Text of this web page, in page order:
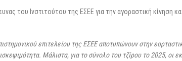
του Ινστιτούτου της ΕΣΕΕ για την αγοραστική κίνηση
επιτελείου της ΕΣΕΕ αποτυπώνουν στην
Μάλιστα, για το σύνολο του τζίρου το 2025, οι